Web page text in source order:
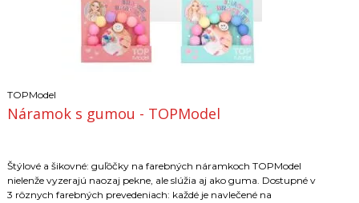
TOPModel
Náramok s gumou - TOPModel
Štýlové a šikovné: guľôčky na farebných náramkoch TOPModel
nielenže vyzerajú naozaj pekne, ale slúžia aj ako guma. Dostupné v
3 rôznych farebných prevedeniach: každé je navlečené na